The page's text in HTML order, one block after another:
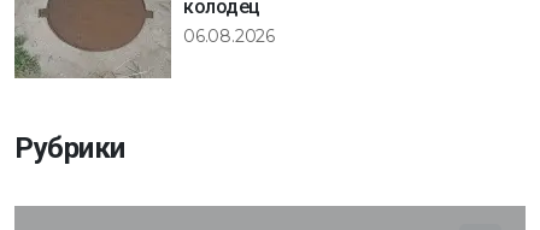
колодец
06.08.2026
Рубрики